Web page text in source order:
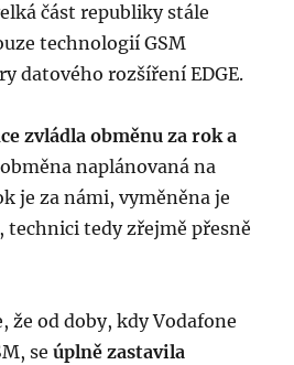
část republiky stále
technologií GSM
datového rozšíření EDGE.
zvládla obměnu za rok a
naplánovaná na
je za námi, vyměněna je
tedy zřejmě přesně
že od doby, kdy Vodafone
seúplně zastavila